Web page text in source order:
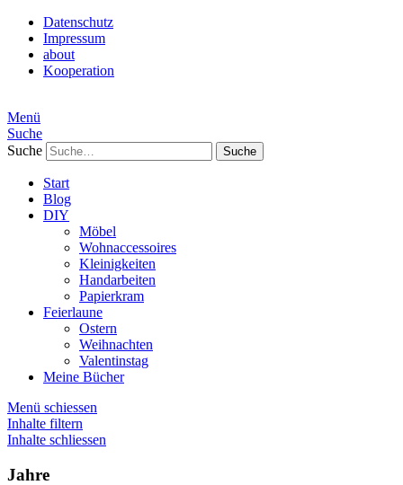
Datenschutz
Impressum
about
Kooperation
Menü
Suche
Suche
Start
Blog
DIY
Möbel
Wohnaccessoires
Kleinigkeiten
Handarbeiten
Papierkram
Feierlaune
Ostern
Weihnachten
Valentinstag
Meine Bücher
Menü schiessen
Inhalte filtern
Inhalte schliessen
Jahre